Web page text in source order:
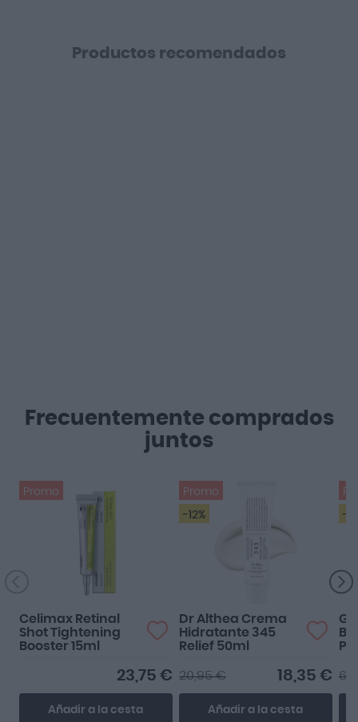
Productos recomendados
Frecuentemente comprados
juntos
Promo
Celimax Retinal
Shot Tightening
Booster 15ml
23,75 €
Añadir a la cesta
Promo
-12%
Dr Althea Crema
Hidratante 345
Relief 50ml
18,35 €
20,95 €
Añadir a la cesta
-